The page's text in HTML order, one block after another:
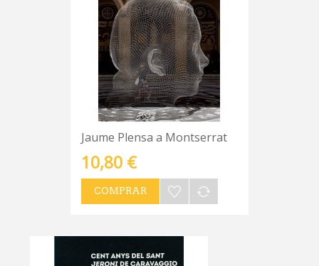
Jaume Plensa a Montserrat
10,80 €
COMPRAR